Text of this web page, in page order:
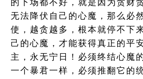
的下场都不好，就是因为贪财
无法降伏自己的心魔，那么必
使，越贪越多，根本就停不下
己的心魔，才能获得真正的平
主，永无宁日！必须终结心魔
一个暴君一样，必须推翻它的